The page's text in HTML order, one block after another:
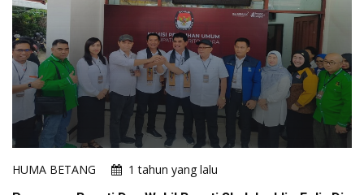
HUMA BETANG
1 tahun yang lalu